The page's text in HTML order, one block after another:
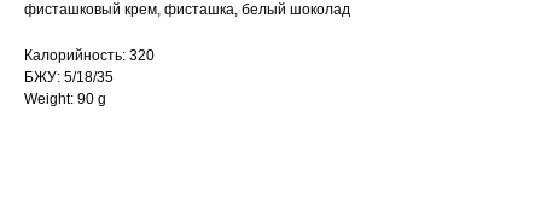
фисташковый крем, фисташка, белый шоколад
Калорийность: 320
БЖУ: 5/18/35
Weight: 90 g